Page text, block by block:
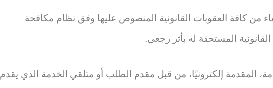
من كافة العقوبات القانونية المنصوص عليها وفق نظام مكافحة
المستحقة له بأثر رجعي.
المقدمة إلكترونيًا، من قبل مقدم الطلب أو متلقي الخدمة الذي يقدم